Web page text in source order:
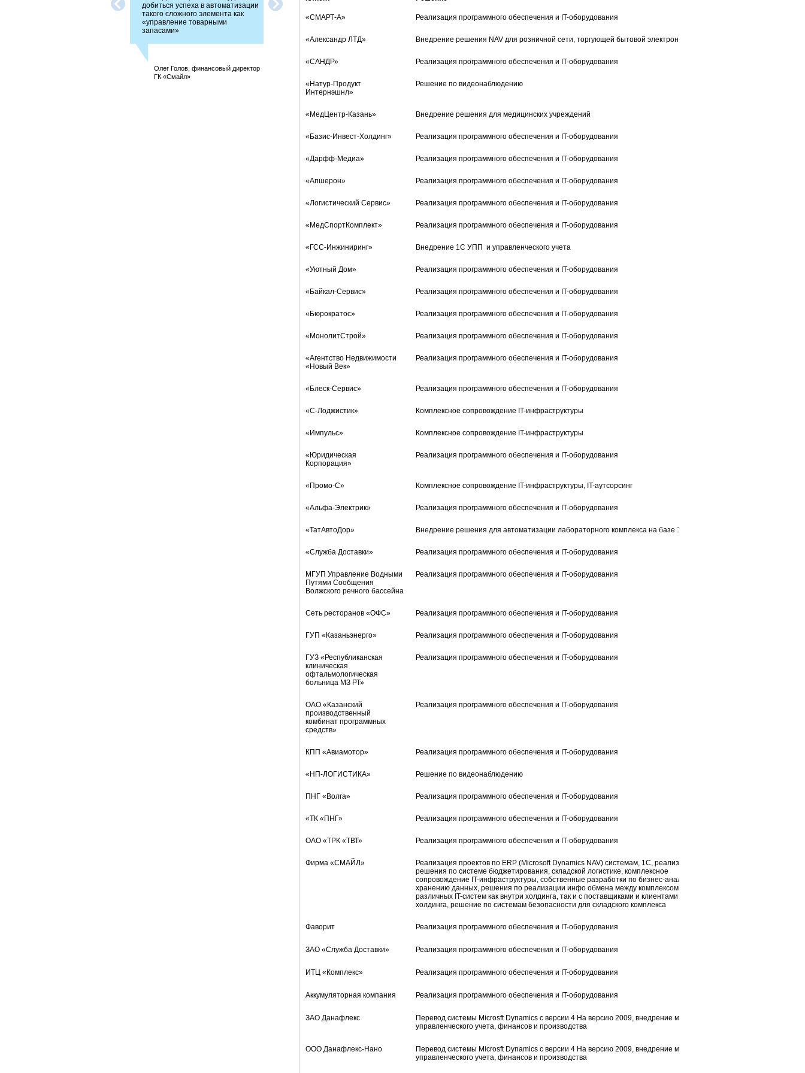
добиться успеха в автоматизации
такого сложного элемента как
«управление товарными
запасами»
Олег Голов, финансовый директор
ГК «Смайл»
исполнителем, выполняющим
свои договорные обязанности в
срок и на достойном уровне
Директор ООО «ПРОМИНТЕЛ
Мы собираемся сотрудничать с
ними и в дальнейшем
Виктор Молокин, директор по
оборудования, а так же провели
обучение персонала
Львов Виталий Сергеевич,
«СМАРТ-А» Реализация программного обеспечения и IT-оборудования
«Александр ЛТД» Внедрение решения NAV для розничной сети, торгующей бытовой электроникой
«САНДР» Реализация программного обеспечения и IT-оборудования
«Натур-Продукт
Интернэшнл»
Решение по видеонаблюдению
«МедЦентр-Казань» Внедрение решения для медицинских учреждений
«Базис-Инвест-Холдинг» Реализация программного обеспечения и IT-оборудования
«Дарфф-Медиа» Реализация программного обеспечения и IT-оборудования
«Апшерон» Реализация программного обеспечения и IT-оборудования
«Логистический Сервис» Реализация программного обеспечения и IT-оборудования
«МедСпортКомплект» Реализация программного обеспечения и IT-оборудования
«ГСС-Инжиниринг» Внедрение 1С УПП и управленческого учета
«Уютный Дом» Реализация программного обеспечения и IT-оборудования
«Байкал-Сервис» Реализация программного обеспечения и IT-оборудования
«Бюрократос» Реализация программного обеспечения и IT-оборудования
«МонолитСтрой» Реализация программного обеспечения и IT-оборудования
«Агентство Недвижимости
«Новый Век»
Реализация программного обеспечения и IT-оборудования
«Блеск-Сервис» Реализация программного обеспечения и IT-оборудования
«С-Лоджистик» Комплексное сопровождение IT-инфраструктуры
«Импульс» Комплексное сопровождение IT-инфраструктуры
«Юридическая
Корпорация»
Реализация программного обеспечения и IT-оборудования
«Промо-С» Комплексное сопровождение IT-инфраструктуры, IT-аутсорсинг
«Альфа-Электрик» Реализация программного обеспечения и IT-оборудования
«ТатАвтоДор» Внедрение решения для автоматизации лабораторного комплекса на базе 1С
«Служба Доставки» Реализация программного обеспечения и IT-оборудования
МГУП Управление Водными
Путями Сообщения
Волжского речного бассейна
Реализация программного обеспечения и IT-оборудования
Сеть ресторанов «ОФС» Реализация программного обеспечения и IT-оборудования
ГУП «Казаньэнерго» Реализация программного обеспечения и IT-оборудования
ГУЗ «Республиканская
клиническая
офтальмологическая
больница МЗ РТ»
Реализация программного обеспечения и IT-оборудования
ОАО «Казанский
производственный
комбинат программных
средств»
Реализация программного обеспечения и IT-оборудования
КПП «Авиамотор» Реализация программного обеспечения и IT-оборудования
«НП-ЛОГИСТИКА» Решение по видеонаблюдению
ПНГ «Волга» Реализация программного обеспечения и IT-оборудования
«ТК «ПНГ» Реализация программного обеспечения и IT-оборудования
ОАО «ТРК «ТВТ» Реализация программного обеспечения и IT-оборудования
Фирма «СМАЙЛ»
Реализация проектов по ERP (Microsoft Dynamics NAV) системам, 1С, реализация
решения по системе бюджетирования, складской логистике, комплексное
сопровождение IT-инфраструктуры, собственные разработки по бизнес-аналитике и
хранению данных, решения по реализации инфо обмена между комплексом
различных IT-систем как внутри холдинга, так и с поставщиками и клиентами
холдинга, решение по системам безопасности для складского комплекса
Фаворит Реализация программного обеспечения и IT-оборудования
ЗАО «Служба Доставки» Реализация программного обеспечения и IT-оборудования
ИТЦ «Комплекс» Реализация программного обеспечения и IT-оборудования
Аккумуляторная компания Реализация программного обеспечения и IT-оборудования
ЗАО Данафлекс
Перевод системы Microsft Dynamics с версии 4 На версию 2009, внедрение модулей
управленческого учета, финансов и производства
ООО Данафлекс-Нано
Перевод системы Microsft Dynamics с версии 4 На версию 2009, внедрение модулей
управленческого учета, финансов и производства